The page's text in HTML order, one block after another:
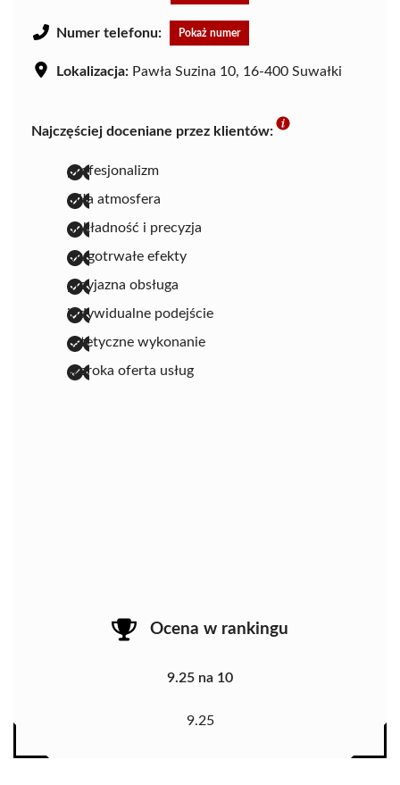
Numer telefonu: Pokaż numer
Lokalizacja: Pawła Suzina 10, 16-400 Suwałki
Najczęściej doceniane przez klientów:
profesjonalizm
miła atmosfera
dokładność i precyzja
długotrwałe efekty
przyjazna obsługa
indywidualne podejście
estetyczne wykonanie
szeroka oferta usług
Ocena w rankingu
9.25 na 10
9.25